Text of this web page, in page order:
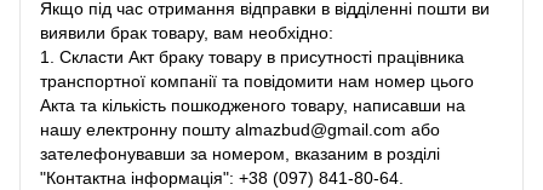
Якщо під час отримання відправки в відділенні пошти ви
виявили брак товару, вам необхідно:
1. Скласти Акт браку товару в присутності працівника
транспортної компанії та повідомити нам номер цього
Акта та кількість пошкодженого товару, написавши на
нашу електронну пошту almazbud@gmail.com або
зателефонувавши за номером, вказаним в розділі
"Контактна інформація": +38 (097) 841-80-64.